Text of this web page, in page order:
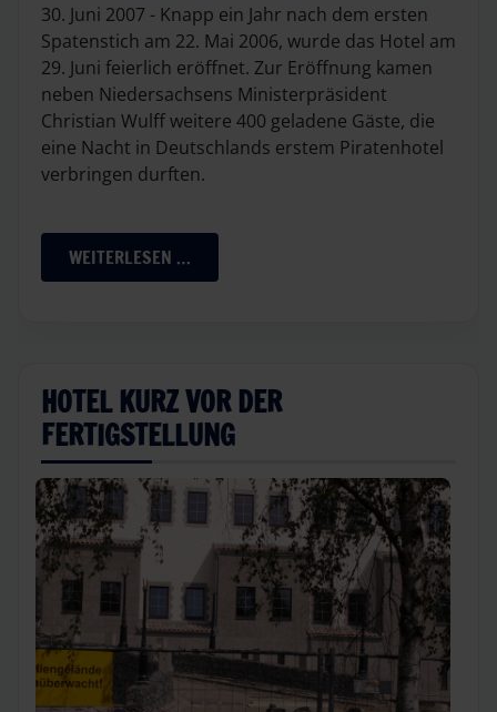
30. Juni 2007 - Knapp ein Jahr nach dem ersten
Spatenstich am 22. Mai 2006, wurde das Hotel am
29. Juni feierlich eröffnet. Zur Eröffnung kamen
neben Niedersachsens Ministerpräsident
Christian Wulff weitere 400 geladene Gäste, die
eine Nacht in Deutschlands erstem Piratenhotel
verbringen durften.
WEITERLESEN …
HOTEL KURZ VOR DER
FERTIGSTELLUNG